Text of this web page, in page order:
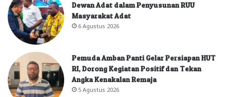
Dewan Adat dalam Penyusunan RUU
Masyarakat Adat
6 Agustus 2026
Pemuda Amban Panti Gelar Persiapan HUT
RI, Dorong Kegiatan Positif dan Tekan
Angka Kenakalan Remaja
5 Agustus 2026